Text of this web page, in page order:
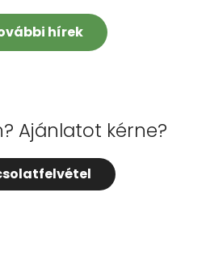
hírek
Ajánlatot kérne?